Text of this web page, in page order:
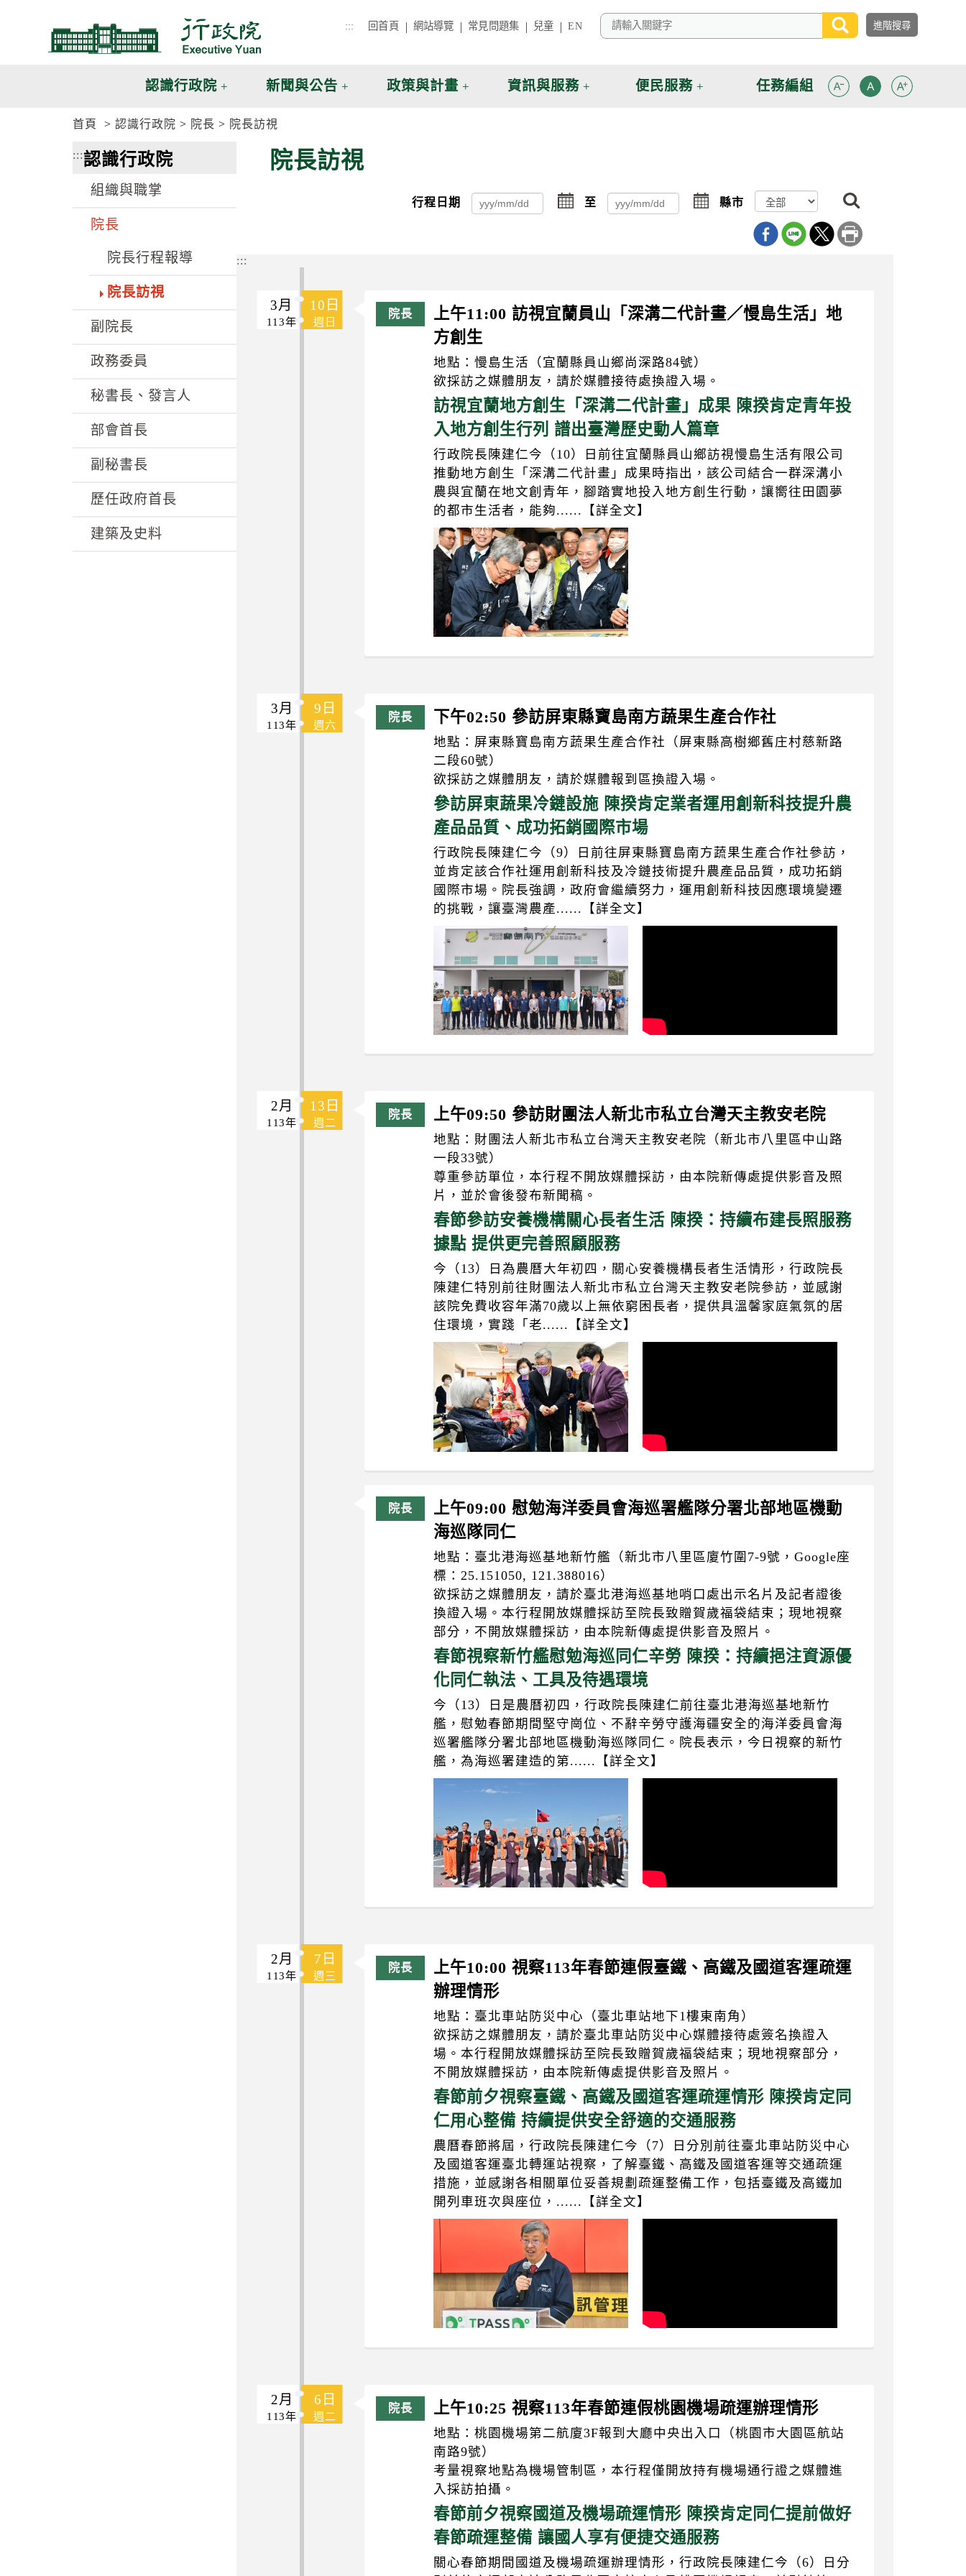
::: 回首頁 網站導覽 常見問題集 兒童 EN
認識行政院 新聞與公告 政策與計畫 資訊與服務 便民服務 任務編組
首頁 認識行政院 院長 院長訪視
:::認識行政院
組織與職掌
院長
院長行程報導
院長訪視
副院長
政務委員
秘書長、發言人
部會首長
副秘書長
歷任政府首長
建築及史料
院長訪視
行程日期
選
擇
至
選
擇
縣市
尋
:::
3月 10日
113年 週日
上午11:00 訪視宜蘭員山「深溝二代計畫／慢島生活」地
方創生
地點：慢島生活（宜蘭縣員山鄉尚深路84號）
欲採訪之媒體朋友，請於媒體接待處換證入場。
訪視宜蘭地方創生「深溝二代計畫」成果 陳揆肯定青年投
入地方創生行列 譜出臺灣歷史動人篇章
行政院長陳建仁今（10）日前往宜蘭縣員山鄉訪視慢島生活有限公司
推動地方創生「深溝二代計畫」成果時指出，該公司結合一群深溝小
農與宜蘭在地文創青年，腳踏實地投入地方創生行動，讓嚮往田園夢
的都市生活者，能夠......【詳全文】
3月 9日
113年 週六 下午02:50 參訪屏東縣寶島南方蔬果生產合作社
地點：屏東縣寶島南方蔬果生產合作社（屏東縣高樹鄉舊庄村慈新路
二段60號）
欲採訪之媒體朋友，請於媒體報到區換證入場。
參訪屏東蔬果冷鏈設施 陳揆肯定業者運用創新科技提升農
產品品質、成功拓銷國際市場
行政院長陳建仁今（9）日前往屏東縣寶島南方蔬果生產合作社參訪，
並肯定該合作社運用創新科技及冷鏈技術提升農產品品質，成功拓銷
國際市場。院長強調，政府會繼續努力，運用創新科技因應環境變遷
的挑戰，讓臺灣農產......【詳全文】
2月 13日
113年 週二 上午09:50 參訪財團法人新北市私立台灣天主教安老院
地點：財團法人新北市私立台灣天主教安老院（新北市八里區中山路
一段33號）
尊重參訪單位，本行程不開放媒體採訪，由本院新傳處提供影音及照
片，並於會後發布新聞稿。
春節參訪安養機構關心長者生活 陳揆：持續布建長照服務
據點 提供更完善照顧服務
今（13）日為農曆大年初四，關心安養機構長者生活情形，行政院長
陳建仁特別前往財團法人新北市私立台灣天主教安老院參訪，並感謝
該院免費收容年滿70歲以上無依窮困長者，提供具溫馨家庭氣氛的居
住環境，實踐「老......【詳全文】
上午09:00 慰勉海洋委員會海巡署艦隊分署北部地區機動
海巡隊同仁
地點：臺北港海巡基地新竹艦（新北市八里區廈竹圍7-9號，Google座
標：25.151050, 121.388016）
欲採訪之媒體朋友，請於臺北港海巡基地哨口處出示名片及記者證後
換證入場。本行程開放媒體採訪至院長致贈賀歲福袋結束；現地視察
部分，不開放媒體採訪，由本院新傳處提供影音及照片。
春節視察新竹艦慰勉海巡同仁辛勞 陳揆：持續挹注資源優
化同仁執法、工具及待遇環境
今（13）日是農曆初四，行政院長陳建仁前往臺北港海巡基地新竹
艦，慰勉春節期間堅守崗位、不辭辛勞守護海疆安全的海洋委員會海
巡署艦隊分署北部地區機動海巡隊同仁。院長表示，今日視察的新竹
艦，為海巡署建造的第......【詳全文】
2月 7日
113年 週三
上午10:00 視察113年春節連假臺鐵、高鐵及國道客運疏運
辦理情形
地點：臺北車站防災中心（臺北車站地下1樓東南角）
欲採訪之媒體朋友，請於臺北車站防災中心媒體接待處簽名換證入
場。本行程開放媒體採訪至院長致贈賀歲福袋結束；現地視察部分，
不開放媒體採訪，由本院新傳處提供影音及照片。
春節前夕視察臺鐵、高鐵及國道客運疏運情形 陳揆肯定同
仁用心整備 持續提供安全舒適的交通服務
農曆春節將屆，行政院長陳建仁今（7）日分別前往臺北車站防災中心
及國道客運臺北轉運站視察，了解臺鐵、高鐵及國道客運等交通疏運
措施，並感謝各相關單位妥善規劃疏運整備工作，包括臺鐵及高鐵加
開列車班次與座位，......【詳全文】
2月 6日
113年 週二 上午10:25 視察113年春節連假桃園機場疏運辦理情形
地點：桃園機場第二航廈3F報到大廳中央出入口（桃園市大園區航站
南路9號）
考量視察地點為機場管制區，本行程僅開放持有機場通行證之媒體進
入採訪拍攝。
春節前夕視察國道及機場疏運情形 陳揆肯定同仁提前做好
春節疏運整備 讓國人享有便捷交通服務
關心春節期間國道及機場疏運辦理情形，行政院長陳建仁今（6）日分